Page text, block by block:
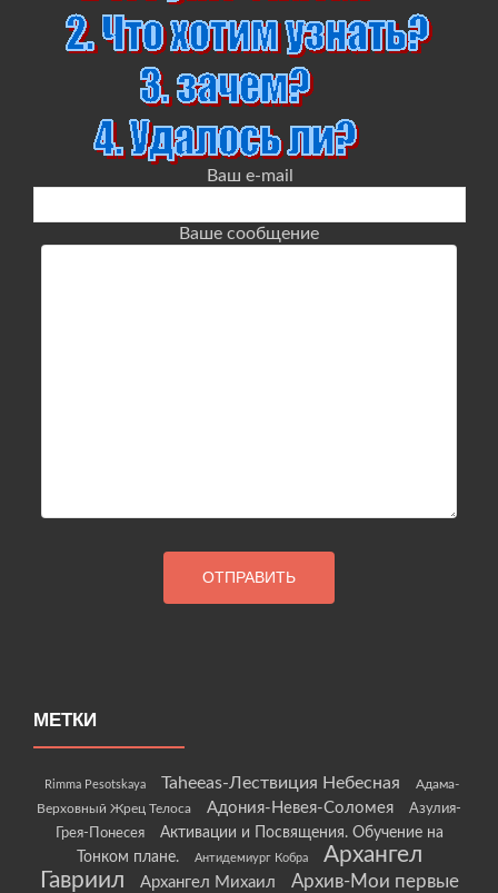
Ваш e-mail
Ваше сообщение
МЕТКИ
Rimma Pesotskaya Taheeas-Лествиция Небесная
Адама-
Верховный Жрец Телоса
Адония-Невея-Соломея
Азулия-
Грея-Понесея
Активации и Посвящения. Обучение на
Тонком плане.
Антидемиург Кобра
Архангел
Гавриил
Архангел Михаил
Архив-Мои первые